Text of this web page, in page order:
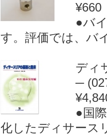
¥660
●バ
す。評価では、バ
ディ
─
●国
化したディサース